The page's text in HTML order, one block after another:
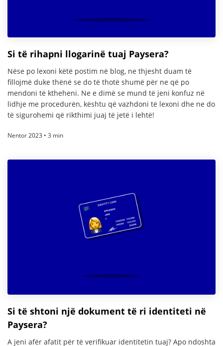
Si të rihapni llogarinë tuaj Paysera?
Nëse po lexoni këtë postim në blog, ne thjesht duam të
fillojmë duke thënë se do të thotë shumë për ne që po
mendoni të ktheheni. Ne e dimë se mund të jeni konfuz në
lidhje me procedurën, kështu që vazhdoni të lexoni dhe ne do
të sigurohemi që rikthimi juaj të jetë i lehtë!
Nentor 2023 • 3 min
Si të shtoni një dokument të ri identiteti në
Paysera?
A jeni afër afatit për të verifikuar identitetin tuaj? Apo ndoshta